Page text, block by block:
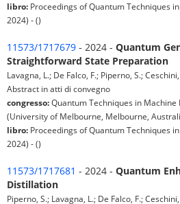
libro: Proceedings of Quantum Techniques
2024) - ()
11573/1717679 - 2024 - Quantum
Straightforward State Preparation
Lavagna, L.; De Falco, F.; Piperno, S.;
Abstract in atti di convegno
congresso:Quantum Techniques in Machine
(University of Melbourne, Melbourne,
libro: Proceedings of Quantum Techniques
2024) - ()
11573/1717681 - 2024 - Quantum
Distillation
Piperno, S.; Lavagna, L.; De Falco, F.;